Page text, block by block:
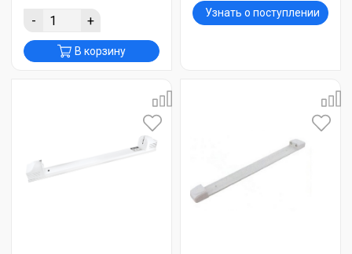
- +
В корзину
Узнать о поступлении